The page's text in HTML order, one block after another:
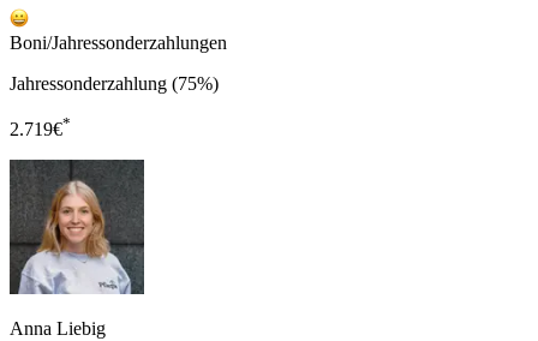
Boni/Jahressonderzahlungen
Jahressonderzahlung (75%)
2.719€*
Anna Liebig